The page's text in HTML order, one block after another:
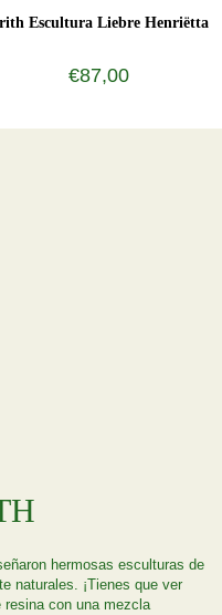
Escultura Liebre Henriëtta
€87,00
hermosas esculturas de
naturales. ¡Tienes que ver
con una mezcla